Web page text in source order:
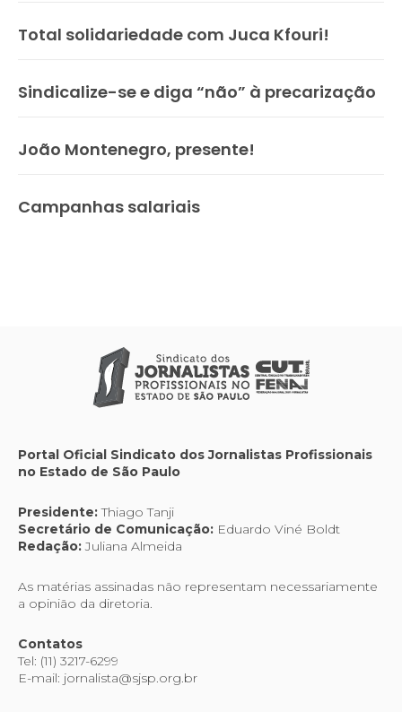
Total solidariedade com Juca Kfouri!
Sindicalize-se e diga “não” à precarização
João Montenegro, presente!
Campanhas salariais
Portal Oficial Sindicato dos Jornalistas Profissionais
no Estado de São Paulo
Presidente:Thiago Tanji
Secretário de Comunicação: Eduardo Viné Boldt
Redação:Juliana Almeida
As matérias assinadas não representam necessariamente
a opinião da diretoria.
Contatos
Tel: (11) 3217-6299
E-mail: jornalista@sjsp.org.br